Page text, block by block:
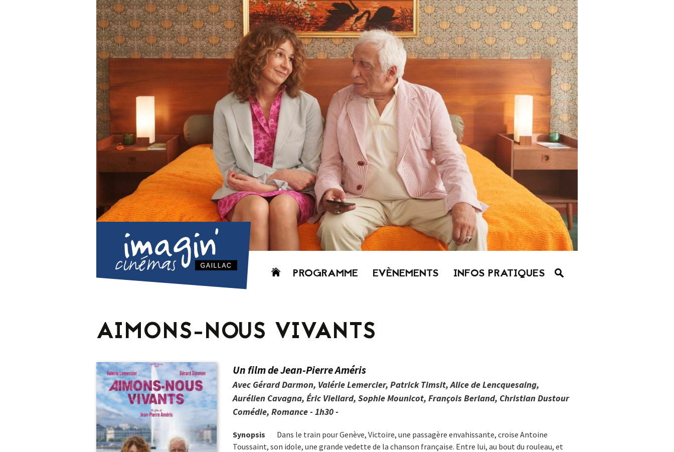
Aller
PROGRAMME
PROCHAINEMENT
PROGRAMME
PDF
EVÈNEMENTS INFOS PRATIQUES
AIMONS-NOUS VIVANTS
Un film de Jean-Pierre Améris
Avec Gérard Darmon, Valérie Lemercier, Patrick Timsit, Alice de Lencquesaing,
Aurélien Cavagna, Éric Viellard, Sophie Mounicot, François Berland, Christian Dustour
Comédie, Romance - 1h30 -
Synopsis
Dans le train pour Genève, Victoire, une passagère envahissante, croise Antoine
Toussaint, son idole, une grande vedette de la chanson française. Entre lui, au bout du rouleau, et